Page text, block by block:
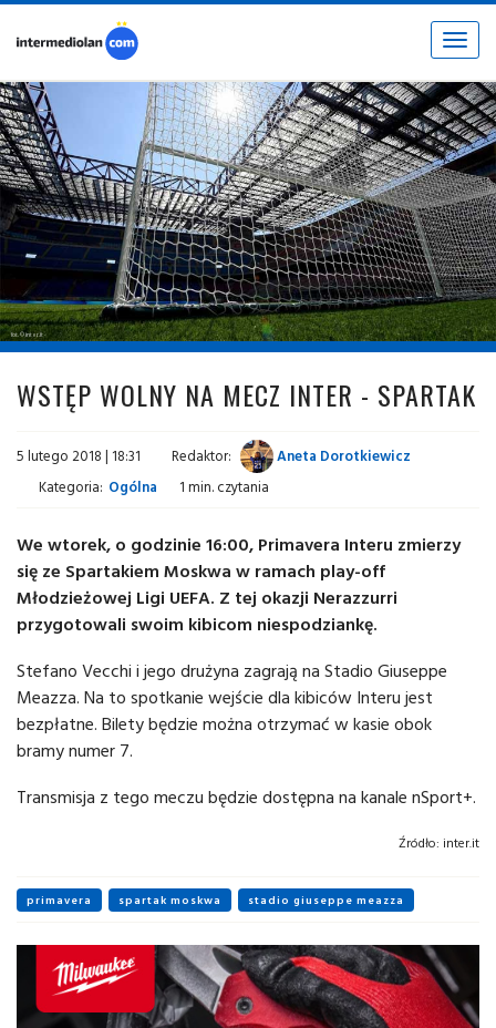
Toggle
fot. © inter.it
WSTĘP WOLNY NA MECZ INTER - SPARTAK
5 lutego 2018 | 18:31 Redaktor:
Aneta Dorotkiewicz
Kategoria: Ogólna 1 min. czytania
We wtorek, o godzinie 16:00, Primavera Interu zmierzy
się ze Spartakiem Moskwa w ramach play-off
Młodzieżowej Ligi UEFA. Z tej okazji Nerazzurri
przygotowali swoim kibicom niespodziankę.
Stefano Vecchi i jego drużyna zagrają na Stadio Giuseppe
Meazza. Na to spotkanie wejście dla kibiców Interu jest
bezpłatne. Bilety będzie można otrzymać w kasie obok
bramy numer 7.
Transmisja z tego meczu będzie dostępna na kanale nSport+.
Źródło: inter.it
primavera spartak moskwa stadio giuseppe meazza